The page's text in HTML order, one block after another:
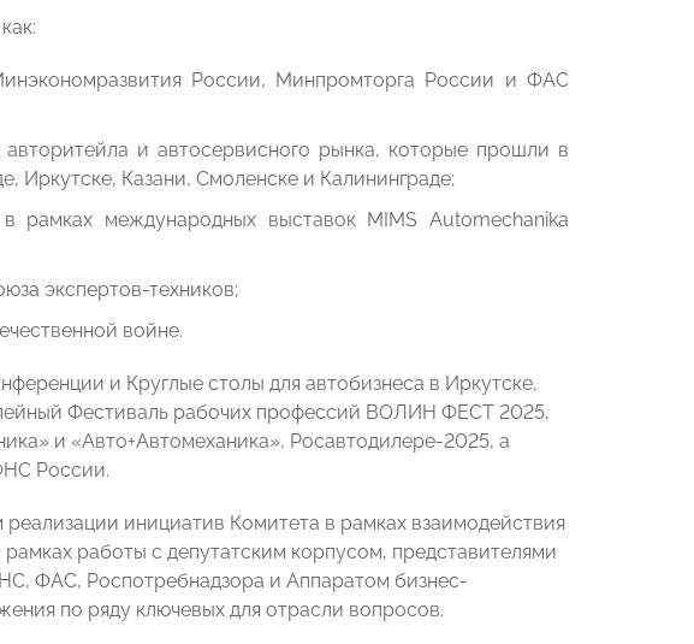
России, Минпромторга России и ФАС
и автосервисного рынка, которые прошли в
Казани, Смоленске и Калининграде;
рамках международных выставок MIMS Automechanika
экспертов-техников;
войне.
и Круглые столы для автобизнеса в Иркутске,
Фестиваль рабочих профессий ВОЛИН ФЕСТ 2025,
и «Авто+Автомеханика», Росавтодилере-2025, а
России.
инициатив Комитета в рамках взаимодействия
работы с депутатским корпусом, представителями
ФАС, Роспотребнадзора и Аппаратом бизнес-
по ряду ключевых для отрасли вопросов.